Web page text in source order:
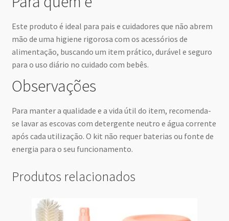
Este produto é ideal para pais e cuidadores que não abrem
mão de uma higiene rigorosa com os acessórios de
alimentação, buscando um item prático, durável e seguro
para o uso diário no cuidado com bebês.
Observações
Para manter a qualidade e a vida útil do item, recomenda-
se lavar as escovas com detergente neutro e água corrente
após cada utilização. O kit não requer baterias ou fonte de
energia para o seu funcionamento.
Produtos relacionados